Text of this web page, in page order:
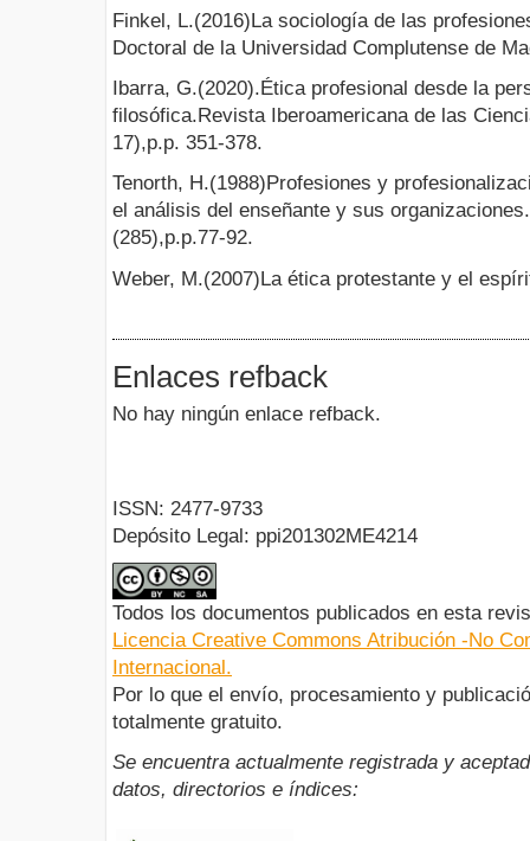
Finkel, L.(2016)La sociología de las
Doctoral de la Universidad Complutense de
Ibarra, G.(2020).Ética profesional desde la
filosófica.Revista Iberoamericana de las
17),p.p. 351-378.
Tenorth, H.(1988)Profesiones y
el análisis del enseñante y sus
(285),p.p.77-92.
Weber, M.(2007)La ética protestante y el
Enlaces refback
No hay ningún enlace refback.
ISSN: 2477-9733
Depósito Legal: ppi201302ME4214
Todos los documentos publicados en esta
Licencia Creative Commons Atribución -No
Internacional.
Por lo que el envío, procesamiento y
totalmente gratuito.
Se encuentra actualmente registrada y
datos, directorios e índices: